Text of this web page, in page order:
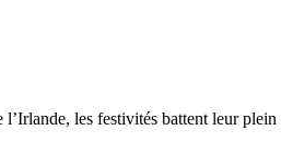
l’Irlande, les festivités battent leur